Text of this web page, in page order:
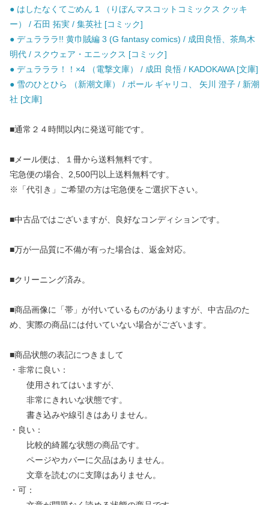
● はしたなくてごめん 1 （りぼんマスコットコミックス クッキ
ー） / 石田 拓実 / 集英社 [コミック]
● デュラララ!! 黄巾賊編 3 (G fantasy comics) / 成田良悟、茶鳥木
明代 / スクウェア・エニックス [コミック]
● デュラララ！！×4 （電撃文庫） / 成田 良悟 / KADOKAWA [文庫]
● 雪のひとひら （新潮文庫） / ポール ギャリコ、 矢川 澄子 / 新潮
社 [文庫]
■通常２４時間以内に発送可能です。
■メール便は、１冊から送料無料です。
宅急便の場合、2,500円以上送料無料です。
※「代引き」ご希望の方は宅急便をご選択下さい。
■中古品ではございますが、良好なコンディションです。
■万が一品質に不備が有った場合は、返金対応。
■クリーニング済み。
■商品画像に「帯」が付いているものがありますが、中古品のた
め、実際の商品には付いていない場合がございます。
■商品状態の表記につきまして
・非常に良い：
使用されてはいますが、
非常にきれいな状態です。
書き込みや線引きはありません。
・良い：
比較的綺麗な状態の商品です。
ページやカバーに欠品はありません。
文章を読むのに支障はありません。
・可：